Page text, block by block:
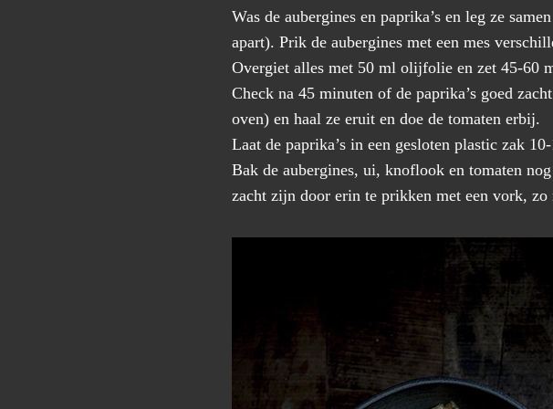
Was de aubergines en paprika’s en leg ze
apart). Prik de aubergines met een mes
Overgiet alles met 50 ml olijfolie en zet 45-60
Check na 45 minuten of de paprika’s goed
oven) en haal ze eruit en doe de tomaten erbij.
Laat de paprika’s in een gesloten plastic zak
Bak de aubergines, ui, knoflook en tomaten
zacht zijn door erin te prikken met een vork,